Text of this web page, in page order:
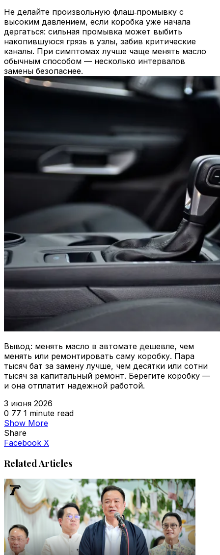
Не делайте произвольную флаш‑промывку с
высоким давлением, если коробка уже начала
дергаться: сильная промывка может выбить
накопившуюся грязь в узлы, забив критические
каналы. При симптомах лучше чаще менять масло
обычным способом — несколько интервалов
замены безопаснее.
Вывод: менять масло в автомате дешевле, чем
менять или ремонтировать саму коробку. Пара
тысяч бат за замену лучше, чем десятки или сотни
тысяч за капитальный ремонт. Берегите коробку —
и она отплатит надежной работой.
3 июня 2026
0 77 1 minute read
Show More
Share
Facebook X
Related Articles